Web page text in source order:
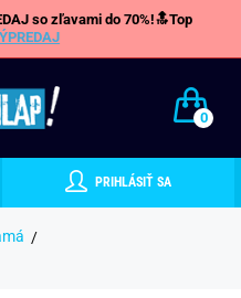
so zľavami do 70%!🔝Top
0
PRIHLÁSIŤ SA